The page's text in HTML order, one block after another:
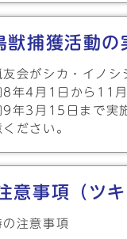
捕獲活動の
会がシカ・イノシ
8年4月1日から11
年3月15日まで実
ださい。
意事項（ツキ
注意事項